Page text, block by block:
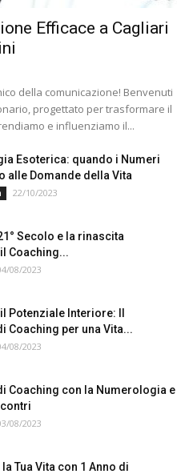
Efficace a Cagliari
della comunicazione! Benvenuti
progettato per trasformare il
e influenziamo il...
Esoterica: quando i Numeri
alle Domande della Vita
22/10/2023
Secolo e la rinascita
Coaching...
08/2023
Potenziale Interiore: Il
Coaching per una Vita...
08/2023
Coaching con la Numerologia e
08/2023
Tua Vita con 1 Anno di